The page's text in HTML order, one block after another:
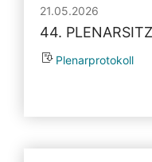
21.05.2026
44.
Plenarprotokoll